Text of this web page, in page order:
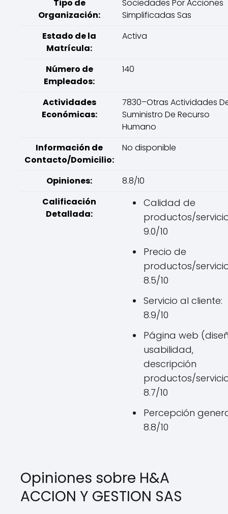
Tipo de
Organización:
Sociedades Por Acciones
Simplificadas Sas
Estado de la
Matrícula:
Activa
Número de
Empleados:
140
Actividades
Económicas:
7830–Otras Actividades
Suministro De Recurso
Humano
Información de
Contacto/Domicilio:
No disponible
Opiniones:
8.8/10
Calificación
Detallada:
Calidad de
productos/
9.0/10
Precio de
productos/
8.5/10
Servicio al cliente:
8.9/10
Página web
usabilidad,
descripción
productos/
8.7/10
Percepción
8.8/10
Opiniones sobre H&A
ACCION Y GESTION SAS